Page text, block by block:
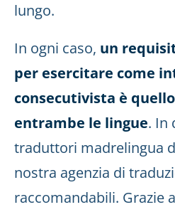
lungo.
In ogni caso, un
per esercitare come
consecutivista è
entrambe le lingue. In
traduttori madrelingua
nostra agenzia di
raccomandabili. Grazie